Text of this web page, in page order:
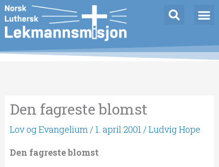
Hopp
rett
til
innholdet
Den fagreste blomst
Lov og Evangelium /1. april 2001 /Ludvig Hope
Den fagreste blomst